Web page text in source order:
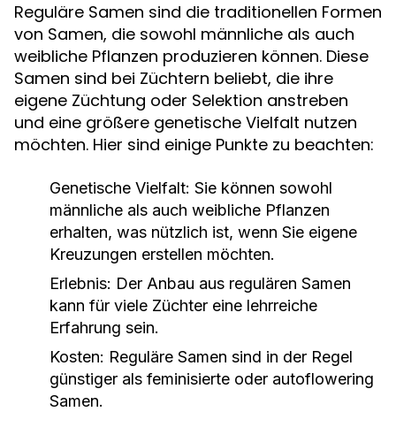
Reguläre Samen sind die traditionellen Formen
von Samen, die sowohl männliche als auch
weibliche Pflanzen produzieren können. Diese
Samen sind bei Züchtern beliebt, die ihre
eigene Züchtung oder Selektion anstreben
und eine größere genetische Vielfalt nutzen
möchten. Hier sind einige Punkte zu beachten:
Genetische Vielfalt: Sie können sowohl
männliche als auch weibliche Pflanzen
erhalten, was nützlich ist, wenn Sie eigene
Kreuzungen erstellen möchten.
Erlebnis: Der Anbau aus regulären Samen
kann für viele Züchter eine lehrreiche
Erfahrung sein.
Kosten: Reguläre Samen sind in der Regel
günstiger als feminisierte oder autoflowering
Samen.